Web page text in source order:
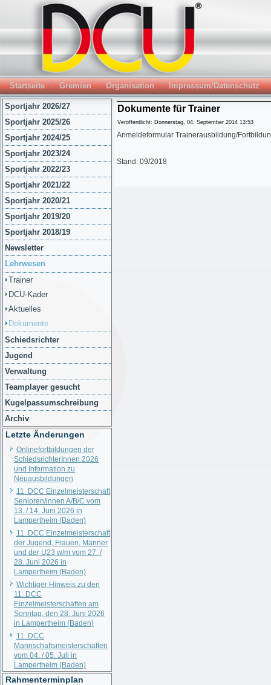
Startseite Gremien Organisation Impressum/Datenschutz
Sportjahr 2026/27
Sportjahr 2025/26
Sportjahr 2024/25
Sportjahr 2023/24
Sportjahr 2022/23
Sportjahr 2021/22
Sportjahr 2020/21
Sportjahr 2019/20
Sportjahr 2018/19
Newsletter
Lehrwesen
Trainer
DCU-Kader
Aktuelles
Dokumente
Schiedsrichter
Jugend
Verwaltung
Teamplayer gesucht
Kugelpassumschreibung
Archiv
Letzte Änderungen
Onlinefortbildungen der
SchiedsrichterInnen 2026
und Information zu
Neuausbildungen
11. DCC Einzelmeisterschaft
Senioren/innen A/B/C vom
13. / 14. Juni 2026 in
Lampertheim (Baden)
11. DCC Einzelmeisterschaft
der Jugend, Frauen, Männer
und der U23 w/m vom 27. /
28. Juni 2026 in
Lampertheim (Baden)
Wichtiger Hinweis zu den
11. DCC
Einzelmeisterschaften am
Sonntag, den 28. Juni 2026
in Lampertheim (Baden)
11. DCC
Mannschaftsmeisterschaften
vom 04. / 05. Juli in
Lampertheim (Baden)
Rahmenterminplan
Dokumente für Trainer
Veröffentlicht: Donnerstag, 04. September 2014 13:53
Anmeldeformular Trainerausbildung/
Stand: 09/2018